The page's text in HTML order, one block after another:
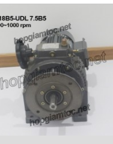
tạo sự chắc chắn
gọn và khả năng
độ lớn giao động
hoạt động êm ả,
độ cho cánh gạc, hệ
tải,…